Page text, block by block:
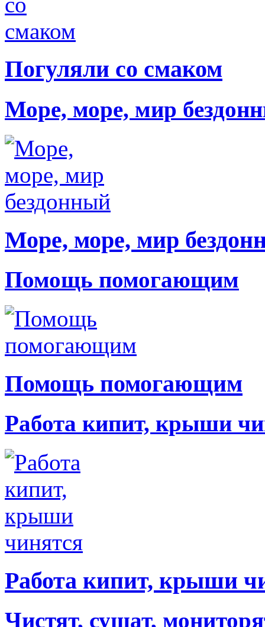
Погуляли со смаком
Море, море, мир
Море, море, мир
Помощь помогающим
Помощь помогающим
Работа кипит, крыши
Работа кипит, крыши
Чистят, сушат,